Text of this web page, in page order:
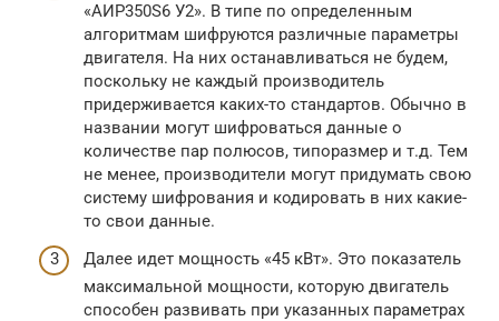
«АИР350S6 У2». В типе по определенным
алгоритмам шифруются различные параметры
двигателя. На них останавливаться не будем,
поскольку не каждый производитель
придерживается каких-то стандартов. Обычно в
названии могут шифроваться данные о
количестве пар полюсов, типоразмер и т.д. Тем
не менее, производители могут придумать свою
систему шифрования и кодировать в них какие-
то свои данные.
Далее идет мощность «45 кВт». Это показатель
максимальной мощности, которую двигатель
способен развивать при указанных параметрах